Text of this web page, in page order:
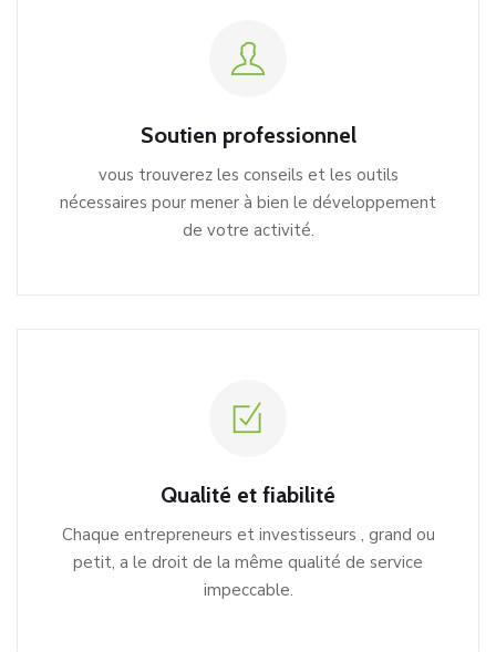
Soutien professionnel
vous trouverez les conseils et les outils
nécessaires pour mener à bien le développement
de votre activité.
Qualité et fiabilité
Chaque entrepreneurs et investisseurs , grand ou
petit, a le droit de la même qualité de service
impeccable.